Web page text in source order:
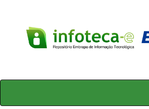
Skip